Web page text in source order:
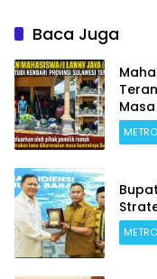
Baca Juga
METRO
METRO